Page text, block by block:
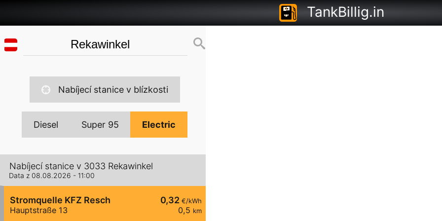
TankBillig.in
Nabíjecí stanice v blízkosti
Diesel Super 95 Electric
Nabíjecí stanice v 3033 Rekawinkel
Data z 08.08.2026 - 11:00
0,32€/kWh
0,5 km
Stromquelle KFZ Resch
Hauptstraße 13